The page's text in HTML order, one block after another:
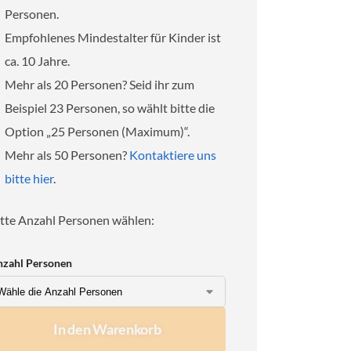
Personen.
Empfohlenes Mindestalter für Kinder ist
ca. 10 Jahre.
Mehr als 20 Personen? Seid ihr zum
Beispiel 23 Personen, so wählt bitte die
Option „25 Personen (Maximum)“.
Mehr als 50 Personen? Kontaktiere uns
bitte hier.
Anzahl Personen wählen:
Personen
In den Warenkorb